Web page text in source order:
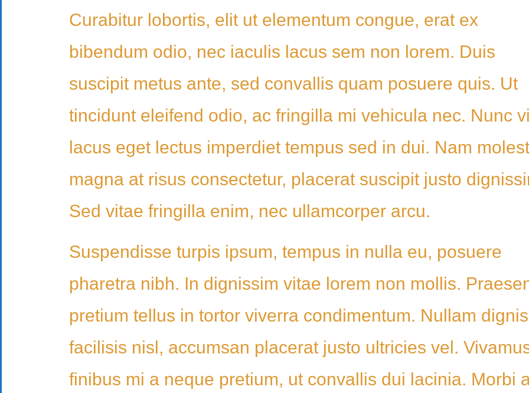
Curabitur lobortis, elit ut elementum congue, erat ex
bibendum odio, nec iaculis lacus sem non lorem. Duis
suscipit metus ante, sed convallis quam posuere quis. Ut
tincidunt eleifend odio, ac fringilla mi vehicula nec. Nunc
lacus eget lectus imperdiet tempus sed in dui. Nam
magna at risus consectetur, placerat suscipit justo
Sed vitae fringilla enim, nec ullamcorper arcu.
Suspendisse turpis ipsum, tempus in nulla eu, posuere
pharetra nibh. In dignissim vitae lorem non mollis.
pretium tellus in tortor viverra condimentum. Nullam
facilisis nisl, accumsan placerat justo ultricies vel.
finibus mi a neque pretium, ut convallis dui lacinia. Morbi